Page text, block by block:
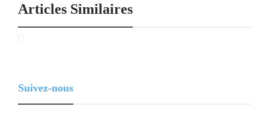
Articles Similaires
Suivez-nous